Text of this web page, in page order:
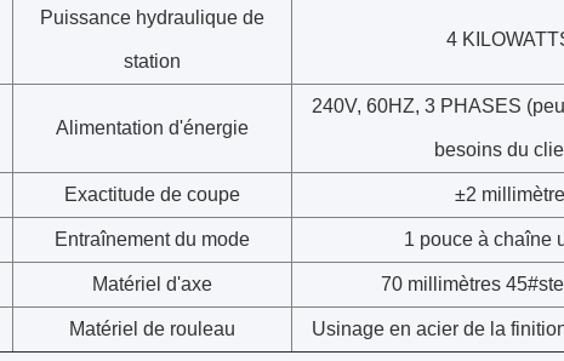
Puissance hydraulique de
station
4
Alimentation d'énergie
240V, 60HZ, 3 PHASES
besoins du
Exactitude de coupe ±2 millimètre
Entraînement du mode 1 pouce à chaîne
Matériel d'axe 70 millimètres
Matériel de rouleau Usinage en acier de la